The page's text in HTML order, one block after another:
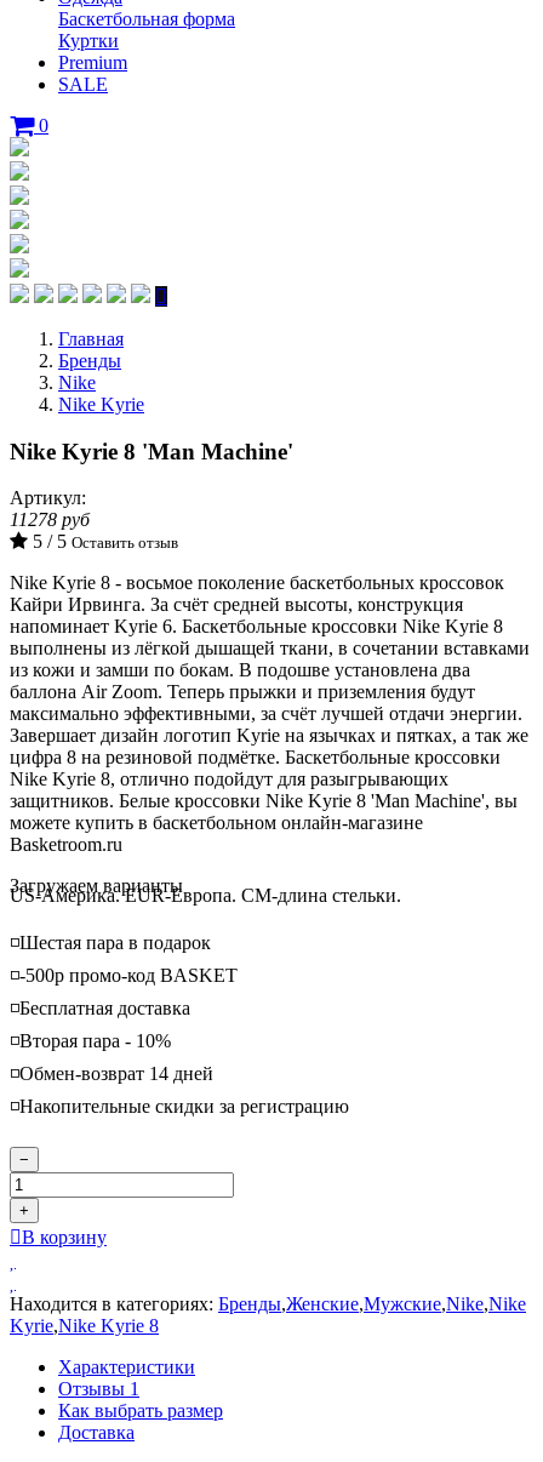
Баскетбольная форма
Куртки
Premium
SALE
0
Главная
Бренды
Nike
Nike Kyrie
Nike Kyrie 8 'Man Machine'
Артикул:
11278 руб
5 / 5 Оставить отзыв
Nike Kyrie 8 - восьмое поколение баскетбольных кроссовок
Кайри Ирвинга. За счёт средней высоты, конструкция
напоминает Kyrie 6. Баскетбольные кроссовки Nike Kyrie 8
выполнены из лёгкой дышащей ткани, в сочетании вставками
из кожи и замши по бокам. В подошве установлена два
баллона Air Zoom. Теперь прыжки и приземления будут
максимально эффективными, за счёт лучшей отдачи энергии.
Завершает дизайн логотип Kyrie на язычках и пятках, а так же
цифра 8 на резиновой подмётке. Баскетбольные кроссовки
Nike Kyrie 8, отлично подойдут для разыгрывающих
защитников. Белые кроссовки Nike Kyrie 8 'Man Machine', вы
можете купить в баскетбольном онлайн-магазине
Basketroom.ru
Loading...
Загружаем варианты
US-Америка. EUR-Европа. CM-длина стельки.
◽️Шестая пара в подарок
◽️-500р промо-код BASKET
◽️Бесплатная доставка
◽️Вторая пара - 10%
◽️Обмен-возврат 14 дней
◽️Накопительные скидки за регистрацию
−
+
В корзину
Находится в категориях: Бренды,Женские,Мужские,Nike,Nike
Kyrie,Nike Kyrie 8
Характеристики
Отзывы 1
Как выбрать размер
Доставка